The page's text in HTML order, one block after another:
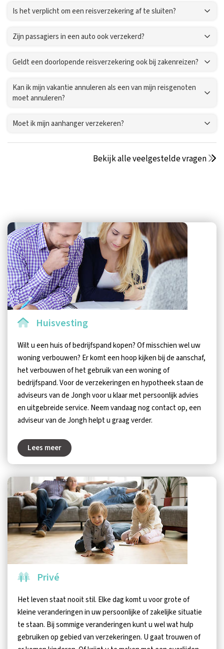
Is het verplicht om een reisverzekering af te sluiten?
Zijn passagiers in een auto ook verzekerd?
Geldt een doorlopende reisverzekering ook bij zakenreizen?
Kan ik mijn vakantie annuleren als een van mijn reisgenoten
moet annuleren?
Moet ik mijn aanhanger verzekeren?
Bekijk alle veelgestelde vragen
Huisvesting
Wilt u een huis of bedrijfspand kopen? Of misschien wel uw
woning verbouwen? Er komt een hoop kijken bij de aanschaf,
het verbouwen of het gebruik van een woning of
bedrijfspand. Voor de verzekeringen en hypotheek staan de
adviseurs van de Jongh voor u klaar met persoonlijk advies
en uitgebreide service. Neem vandaag nog contact op, een
adviseur van de Jongh helpt u graag verder.
Lees meer
Privé
Het leven staat nooit stil. Elke dag komt u voor grote of
kleine veranderingen in uw persoonlijke of zakelijke situatie
te staan. Bij sommige veranderingen kunt u wel wat hulp
gebruiken op gebied van verzekeringen. U gaat trouwen of